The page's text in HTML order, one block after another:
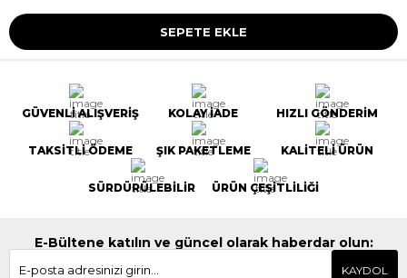
GÜVENLİ ALIŞVERİŞ KOLAY İADE HIZLI GÖNDERİM
TAKSİTLİ ÖDEME ŞIK PAKETLEME KALİTELİ ÜRÜN
SÜRDÜRÜLEBİLİR ÜRÜN ÇEŞİTLİLİĞİ
E-Bültene katılın ve güncel olarak haberdar olun:
KAYDOL